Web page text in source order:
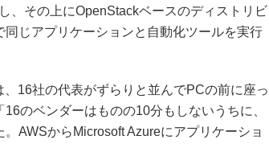
、その上にOpenStackベースのディストリビ
同じアプリケーションと自動化ツールを実行
16社の代表がずらりと並んでPCの前に座っ
のベンダーはものの10分もしないうちに、
AWSからMicrosoft Azureにアプリケーショ